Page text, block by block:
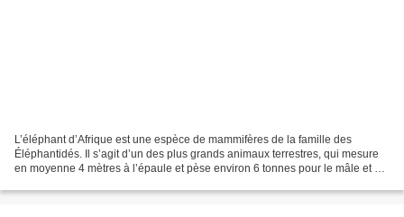
L’éléphant d’Afrique est une espèce de mammifères de la famille des
Éléphantidés. Il s’agit d’un des plus grands animaux terrestres, qui mesure
en moyenne 4 mètres à l’épaule et pèse environ 6 tonnes pour le mâle et 4